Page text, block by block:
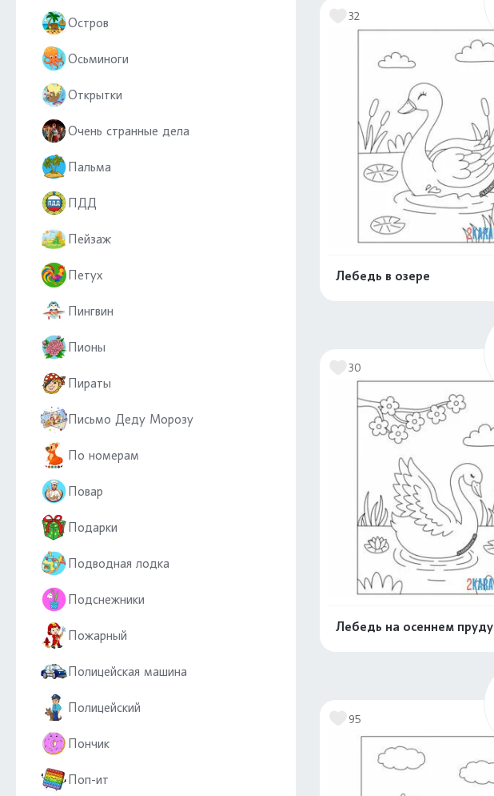
Остров
Осьминоги
Открытки
Очень странные дела
Пальма
ПДД
Пейзаж
Петух
Пингвин
Пионы
Пираты
Письмо Деду Морозу
По номерам
Повар
Подарки
Подводная лодка
Подснежники
Пожарный
Полицейская машина
Полицейский
Пончик
Поп-ит
32
Лебедь в озере
30
Лебедь на осеннем пруду
95